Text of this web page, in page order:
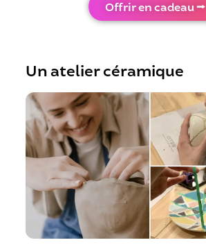
Offrir en cadeau ⭢
Un atelier céramique